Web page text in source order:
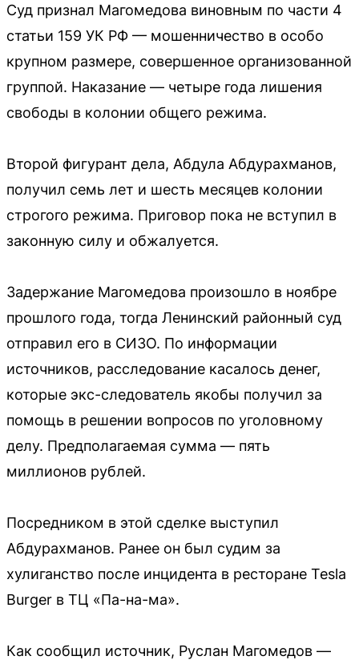
Суд признал Магомедова виновным по части 4
статьи 159 УК РФ — мошенничество в особо
крупном размере, совершенное организованной
группой. Наказание — четыре года лишения
свободы в колонии общего режима.
Второй фигурант дела, Абдула Абдурахманов,
получил семь лет и шесть месяцев колонии
строгого режима. Приговор пока не вступил в
законную силу и обжалуется.
Задержание Магомедова произошло в ноябре
прошлого года, тогда Ленинский районный суд
отправил его в СИЗО. По информации
источников, расследование касалось денег,
которые экс-следователь якобы получил за
помощь в решении вопросов по уголовному
делу. Предполагаемая сумма — пять
миллионов рублей.
Посредником в этой сделке выступил
Абдурахманов. Ранее он был судим за
хулиганство после инцидента в ресторане Tesla
Burger в ТЦ «Па-на-ма».
Как сообщил источник, Руслан Магомедов —